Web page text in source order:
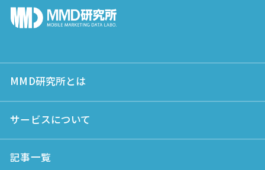
MMD研究所とは
サービスについて
記事一覧